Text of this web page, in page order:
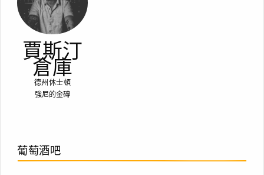
賈斯汀
倉庫
德州休士頓
強尼的金磚
葡萄酒吧